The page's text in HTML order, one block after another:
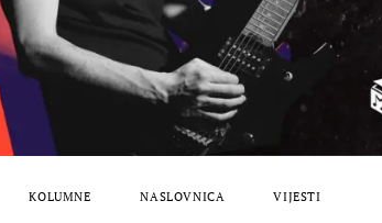
KOLUMNE NASLOVNICA VIJESTI